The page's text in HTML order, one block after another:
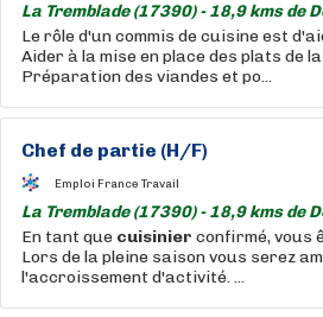
La Tremblade (17390) - 18,9 kms de
Le rôle d'un commis de cuisine est
Aider à la mise en place des plats de
Préparation des viandes et po...
Chef de partie (H/F)
Emploi France Travail
La Tremblade (17390) - 18,9 kms de
En tant que cuisinier confirmé, vous
Lors de la pleine saison vous serez
l'accroissement d'activité. ...